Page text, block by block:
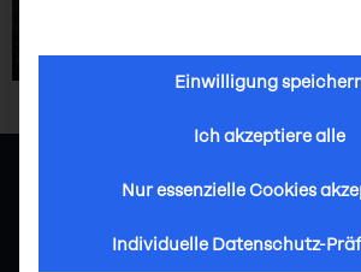
GRANT
Joshua Heinz Georg
Einwilligung
Ich akzeptiere alle
Nur essenzielle Cookies
Individuelle Datenschutz-